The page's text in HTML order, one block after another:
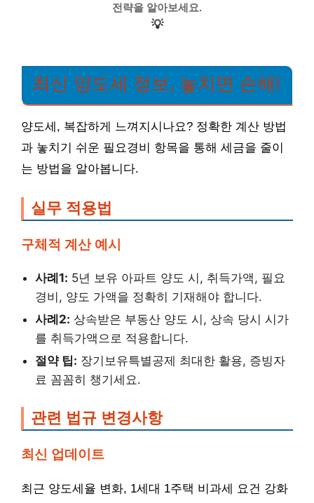
전략을 알아보세요.
💡
최신 양도세 정보, 놓치면 손해!
양도세, 복잡하게 느껴지시나요? 정확한 계산 방법
과 놓치기 쉬운 필요경비 항목을 통해 세금을 줄이
는 방법을 알아봅니다.
실무 적용법
구체적 계산 예시
사례1: 5년 보유 아파트 양도 시, 취득가액, 필요
경비, 양도 가액을 정확히 기재해야 합니다.
사례2: 상속받은 부동산 양도 시, 상속 당시 시가
를 취득가액으로 적용합니다.
절약 팁: 장기보유특별공제 최대한 활용, 증빙자
료 꼼꼼히 챙기세요.
관련 법규 변경사항
최신 업데이트
최근 양도세율 변화, 1세대 1주택 비과세 요건 강화